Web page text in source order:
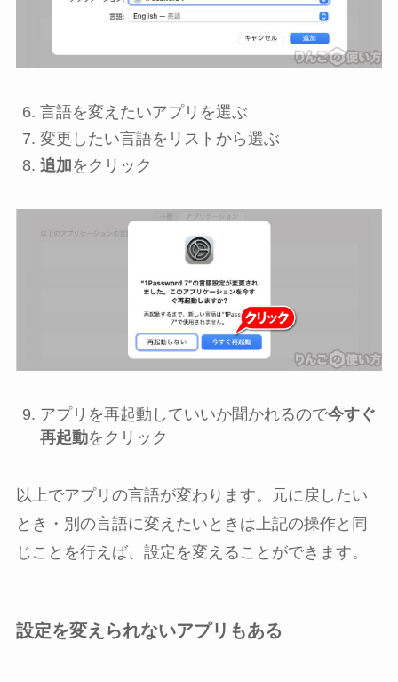
言語を変えたいアプリを選ぶ
変更したい言語をリストから選ぶ
追加をクリック
アプリを再起動していいか聞かれるので今すぐ
再起動をクリック
以上でアプリの言語が変わります。元に戻したい
とき・別の言語に変えたいときは上記の操作と同
じことを行えば、設定を変えることができます。
設定を変えられないアプリもある